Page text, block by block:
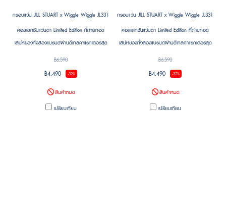
กรอบแว่น JILL STUART x Wiggle Wiggle JL33135X C03 Size 54
คอลเลกชันแว่นตา Limited Edition ที่ถ่ายทอด
เสน่ห์ของทั้งสองแบรนด์ผ่านดีเทลคาแรกเตอร์สุด
น่ารัก บนงานออกแบบพรีเมียมที่สวมใส่ง่าย
฿6,590
฿4,490 -32%
สินค้าหมด
เปรียบเทียบ
กรอบแว่น JILL STUART x Wiggle Wiggle JL33135X
คอลเลกชันแว่นตา Limited Edition ที่ถ่ายทอด
เสน่ห์ของทั้งสองแบรนด์ผ่านดีเทลคาแรกเตอร์สุด
น่ารัก บนงานออกแบบพรีเมียมที่สวมใส่ง่าย
฿6,590
฿4,490 -32%
สินค้าหมด
เปรียบเทียบ